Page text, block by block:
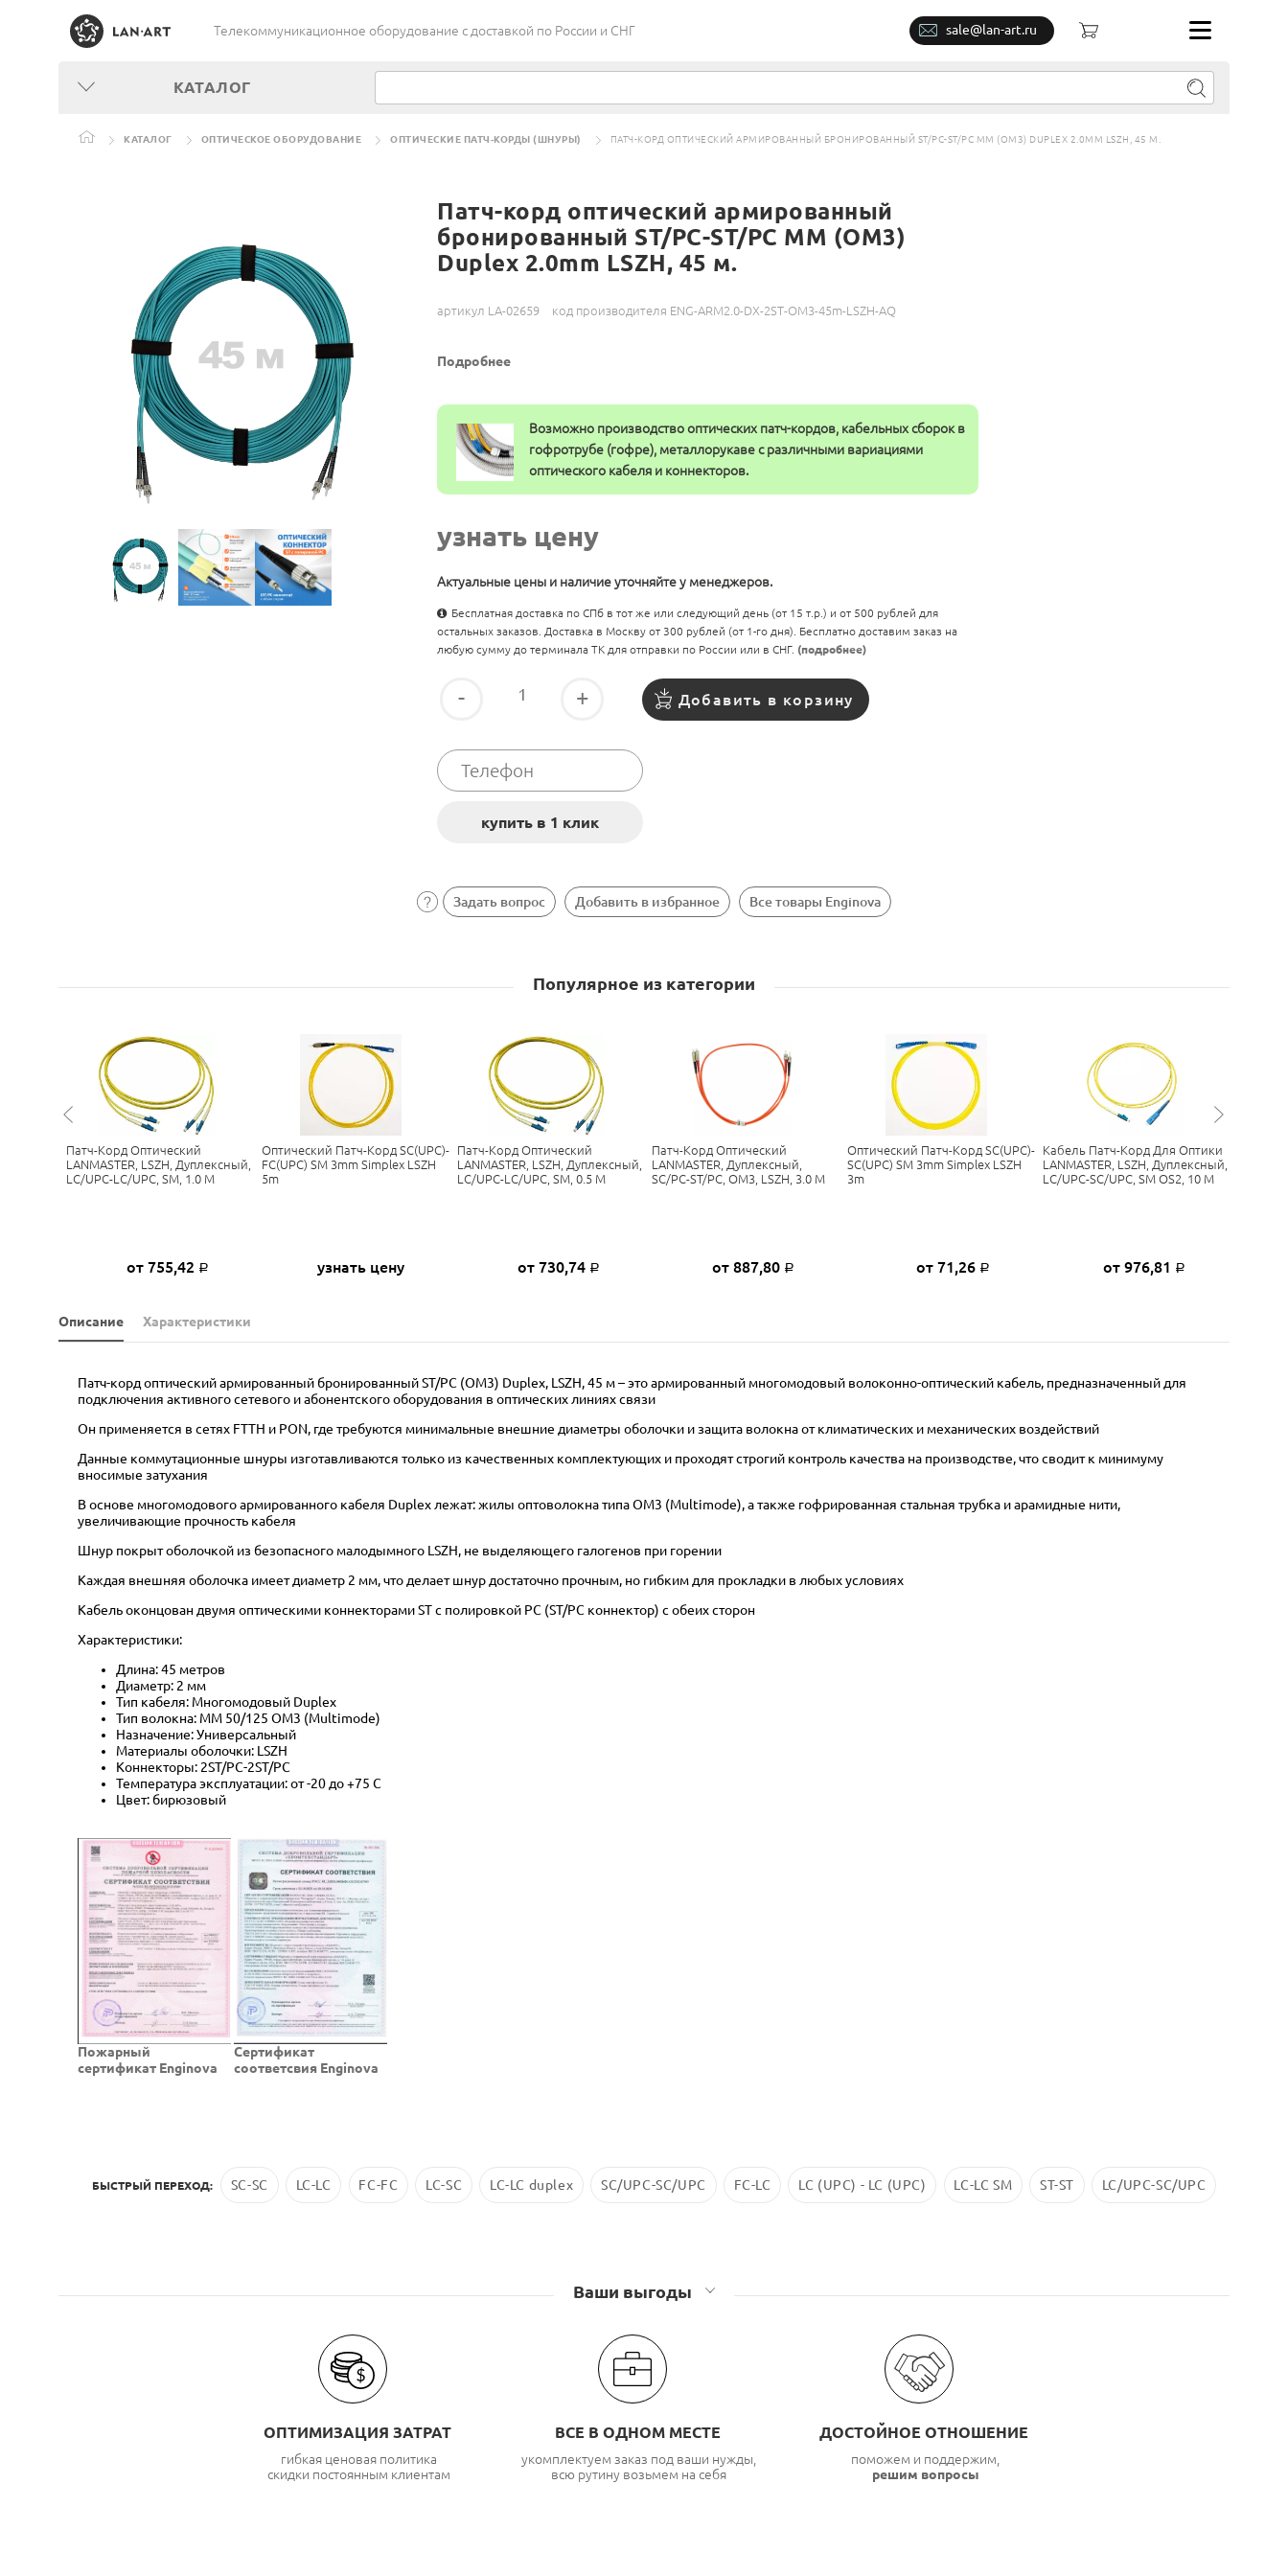
Телекоммуникационное оборудование c доставкой по России и СНГ sale@lan-art.ru
КАТАЛОГ
КАТАЛОГ ОПТИЧЕСКОЕ ОБОРУДОВАНИЕ ОПТИЧЕСКИЕ ПАТЧ-КОРДЫ (ШНУРЫ) ПАТЧ-КОРД ОПТИЧЕСКИЙ АРМИРОВАННЫЙ БРОНИРОВАННЫЙ ST/PC-ST/PC MM (OM3) DUPLEX 2.0MM LSZH, 45 М.
Патч-корд оптический армированный
бронированный ST/PC-ST/PC MM (OM3)
Duplex 2.0mm LSZH, 45 м.
артикул LA-02659 код производителя ENG-ARM2.0-DX-2ST-OM3-45m-LSZH-AQ
Подробнее
Возможно производство оптических патч-кордов, кабельных сборок в
гофротрубе (гофре), металлорукаве с различными вариациями
оптического кабеля и коннекторов.
узнать цену
Актуальные цены и наличие уточняйте у менеджеров.
Бесплатная доставка по СПб в тот же или следующий день (от 15 т.р.) и от 500 рублей для
остальных заказов. Доставка в Москву от 300 рублей (от 1-го дня). Бесплатно доставим заказ на
любую сумму до терминала ТК для отправки по России или в СНГ. (подробнее)
- + Добавить в корзину
Задать вопрос Добавить в избранное Все товары Enginova
Популярное из категории
Патч-Корд Оптический
LANMASTER, LSZH, Дуплексный,
LC/UPC-LC/UPC, SM, 1.0 М
от 755,42 Р
Оптический Патч-Корд SC(UPC)-
FC(UPC) SM 3mm Simplex LSZH
5m
узнать цену
Патч-Корд Оптический
LANMASTER, LSZH, Дуплексный,
LC/UPC-LC/UPC, SM, 0.5 М
от 730,74 Р
Патч-Корд Оптический
LANMASTER, Дуплексный,
SC/PC-ST/PC, OM3, LSZH, 3.0 М
от 887,80 Р
Оптический Патч-Корд SC(UPC)-
SC(UPC) SM 3mm Simplex LSZH
3m
от 71,26 Р
Кабель Патч-Корд Для Оптики
LANMASTER, LSZH, Дуплексный,
LC/UPC-SC/UPC, SM OS2, 10 М
от 976,81 Р
Описание Характеристики
Патч-корд оптический армированный бронированный ST/PC (OM3) Duplex, LSZH, 45 м – это армированный многомодовый волоконно-оптический кабель, предназначенный для
подключения активного сетевого и абонентского оборудования в оптических линиях связи
Он применяется в сетях FTTH и PON, где требуются минимальные внешние диаметры оболочки и защита волокна от климатических и механических воздействий
Данные коммутационные шнуры изготавливаются только из качественных комплектующих и проходят строгий контроль качества на производстве, что сводит к минимуму
вносимые затухания
В основе многомодового армированного кабеля Duplex лежат: жилы оптоволокна типа OM3 (Multimode), а также гофрированная стальная трубка и арамидные нити,
увеличивающие прочность кабеля
Шнур покрыт оболочкой из безопасного малодымного LSZH, не выделяющего галогенов при горении
Каждая внешняя оболочка имеет диаметр 2 мм, что делает шнур достаточно прочным, но гибким для прокладки в любых условиях
Кабель оконцован двумя оптическими коннекторами ST с полировкой PC (ST/PC коннектор) с обеих сторон
Характеристики:
Длина: 45 метров
Диаметр: 2 мм
Тип кабеля: Многомодовый Duplex
Тип волокна: MM 50/125 OM3 (Multimode)
Назначение: Универсальный
Материалы оболочки: LSZH
Коннекторы: 2ST/PC-2ST/PC
Температура эксплуатации: от -20 до +75 C
Цвет: бирюзовый
Пожарный
сертификат Enginova
Cертификат
соответсвия Enginova
БЫСТРЫЙ ПЕРЕХОД: SC-SC LC-LC FC-FC LC-SC LC-LC duplex SC/UPC-SC/UPC FC-LC LC (UPC) - LC (UPC) LC-LC SM ST-ST LC/UPC-SС/UPC
Ваши выгоды
ОПТИМИЗАЦИЯ ЗАТРАТ
гибкая ценовая политика
скидки постоянным клиентам
ВСЕ В ОДНОМ МЕСТЕ
укомплектуем заказ под ваши нужды,
всю рутину возьмем на себя
ДОСТОЙНОЕ ОТНОШЕНИЕ
поможем и поддержим,
решим вопросы